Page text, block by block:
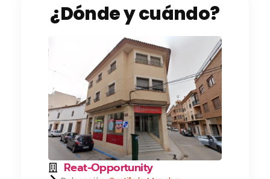
¿Dónde y cuándo?
Reat-Opportunity